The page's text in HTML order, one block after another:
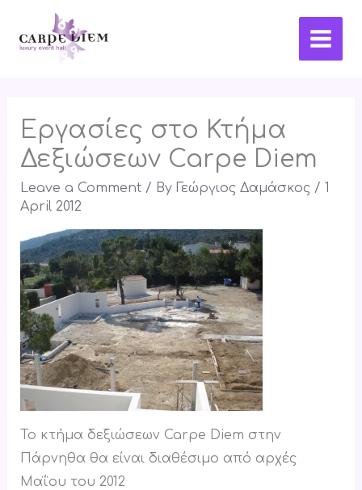
Main
Εργασίες στο Κτήμα
Δεξιώσεων Carpe Diem
Leave a Comment / By Γεώργιος Δαμάσκος / 1
April 2012
Το κτήμα δεξιώσεων Carpe Diem στην
Πάρνηθα θα είναι διαθέσιμο από αρχές
Μαΐου του 2012